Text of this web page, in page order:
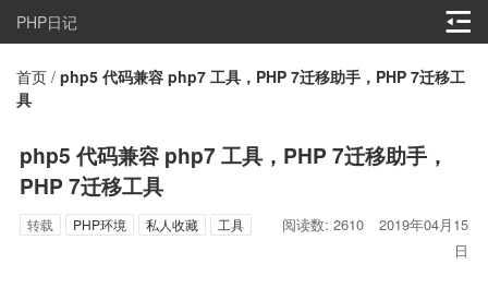
PHP日记
首页 / php5 代码兼容 php7 工具，PHP 7迁移助手，PHP 7迁移工
具
php5 代码兼容 php7 工具，PHP 7迁移助手，
PHP 7迁移工具
转载 PHP环境 私人收藏 工具 阅读数: 2610
2019年04月15
日